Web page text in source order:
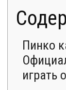
Пинко
играть